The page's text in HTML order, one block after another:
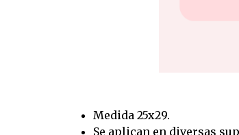
Medida 25x29.
Se aplican en diversas